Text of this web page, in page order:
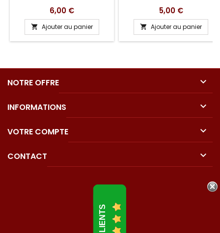
Prix
6,00 €
 Ajouter au panier
Prix
5,00 €
 Ajouter au panier
NOTRE OFFRE 
INFORMATIONS 
VOTRE COMPTE 
CONTACT 